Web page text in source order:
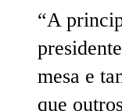
“A
mesa e
que